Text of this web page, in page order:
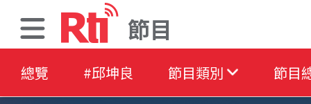
節目
總覽 #邱坤良 節目類別 節目